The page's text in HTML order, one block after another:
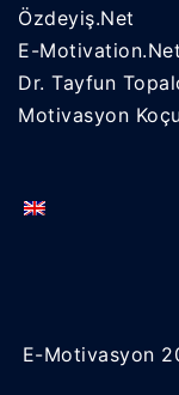
Özdeyiş.Net
E-Motivation.Net
Dr. Tayfun
Motivasyon Koçu
E-Motivasyon